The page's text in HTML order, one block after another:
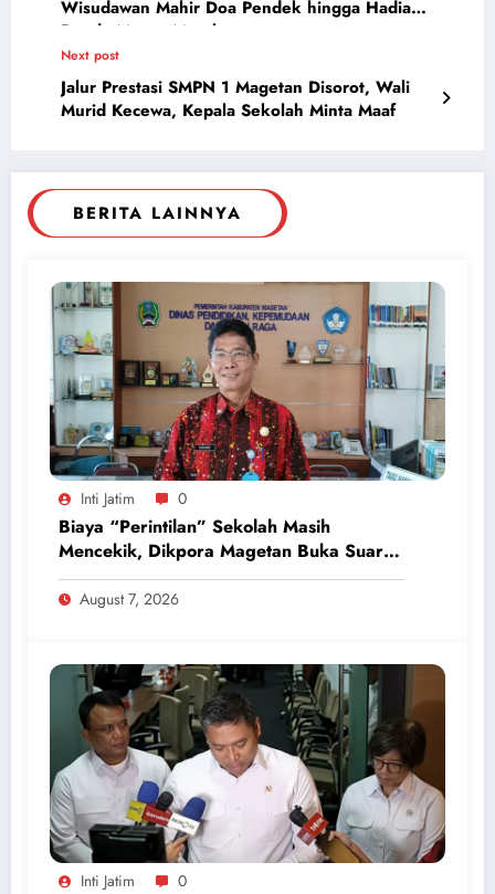
Wisudawan Mahir Doa Pendek hingga Hadiahi
Bunda Mawar Merah
Next post
Jalur Prestasi SMPN 1 Magetan Disorot, Wali
Murid Kecewa, Kepala Sekolah Minta Maaf
BERITA LAINNYA
Inti Jatim 0
Biaya “Perintilan” Sekolah Masih
Mencekik, Dikpora Magetan Buka Suara
Soal Polemik Seragam dan Modul
August 7, 2026
Inti Jatim 0